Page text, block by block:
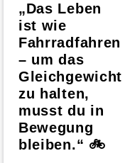
„Das Leben
ist wie
Fahrradfahren
– um das
Gleichgewicht
zu halten,
musst du in
Bewegung
bleiben.“ 🚲